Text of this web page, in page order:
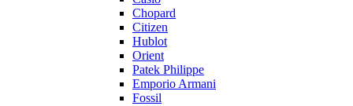
Chopard
Citizen
Hublot
Orient
Patek Philippe
Emporio Armani
Fossil